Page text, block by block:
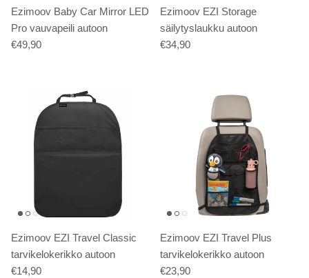
Ezimoov Baby Car Mirror LED
Pro vauvapeili autoon
€49,90
Ezimoov EZI Storage
säilytyslaukku autoon
€34,90
Ezimoov EZI Travel Classic
tarvikelokerikko autoon
€14,90
Ezimoov EZI Travel Plus
tarvikelokerikko autoon
€23,90